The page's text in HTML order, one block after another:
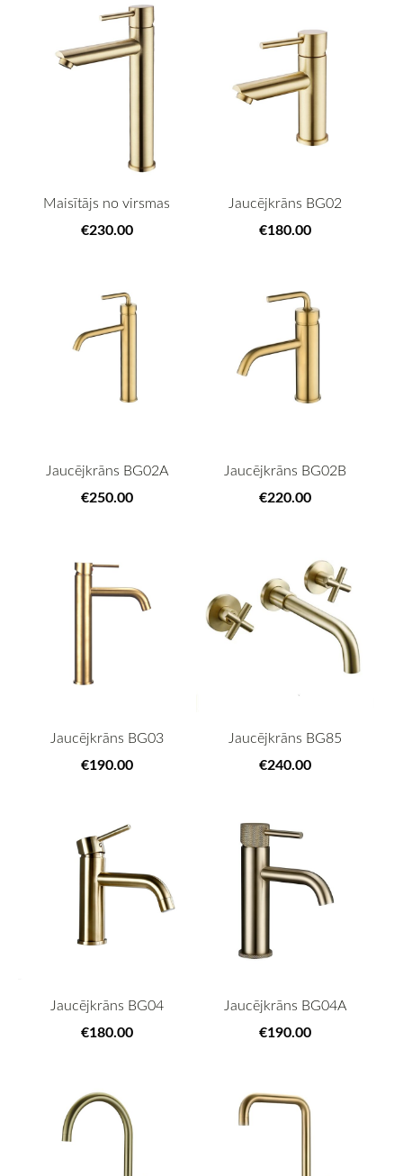
Maisītājs no virsmas
€230.00
Jaucējkrāns BG02
€180.00
Jaucējkrāns BG02A
€250.00
Jaucējkrāns BG02B
€220.00
Jaucējkrāns BG03
€190.00
Jaucējkrāns BG85
€240.00
Jaucējkrāns BG04
€180.00
Jaucējkrāns BG04A
€190.00